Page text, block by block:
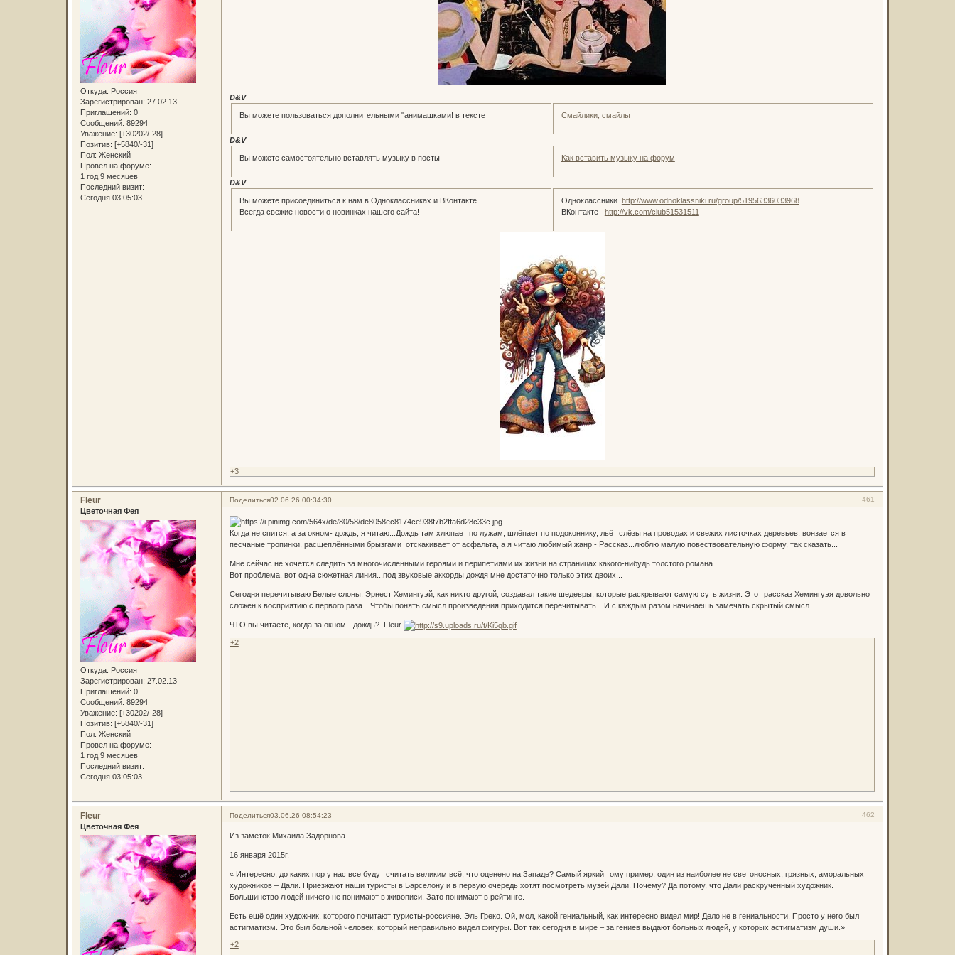
Откуда: Россия
Зарегистрирован: 27.02.13
Приглашений: 0
Сообщений: 89294
Уважение: [+30202/-28]
Позитив: [+5840/-31]
Пол: Женский
Провел на форуме:
1 год 9 месяцев
Последний визит:
Сегодня 03:05:03
D&V
Вы можете пользоваться дополнительными "анимашками! в тексте Смайлики, смайлы
D&V
Вы можете самостоятельно вставлять музыку в посты Как вставить музыку на форум
D&V
Вы можете присоединиться к нам в Одноклассниках и ВКонтакте
Всегда свежие новости о новинках нашего сайта!
Одноклассники http://www.odnoklassniki.ru/group/51956336033968
ВКонтакте http://vk.com/club51531511
+3
Поделиться 461
02.06.26 00:34:30
Fleur
Цветочная Фея
Откуда: Россия
Зарегистрирован: 27.02.13
Приглашений: 0
Сообщений: 89294
Уважение: [+30202/-28]
Позитив: [+5840/-31]
Пол: Женский
Провел на форуме:
1 год 9 месяцев
Последний визит:
Сегодня 03:05:03
Когда не спится, а за окном- дождь, я читаю...Дождь там хлюпает по лужам, шлёпает по подоконнику, льёт слёзы на проводах и свежих листочках деревьев, вонзается в
песчаные тропинки, расщеплёнными брызгами отскакивает от асфальта, а я читаю любимый жанр - Рассказ...люблю малую повествовательную форму, так сказать...
Мне сейчас не хочется следить за многочисленными героями и перипетиями их жизни на страницах какого-нибудь толстого романа...
Вот проблема, вот одна сюжетная линия...под звуковые аккорды дождя мне достаточно только этих двоих...
Сегодня перечитываю Белые слоны. Эрнест Хемингуэй, как никто другой, создавал такие шедевры, которые раскрывают самую суть жизни. Этот рассказ Хемингуэя довольно
сложен к восприятию с первого раза…Чтобы понять смысл произведения приходится перечитывать…И с каждым разом начинаешь замечать скрытый смысл.
ЧТО вы читаете, когда за окном - дождь? Fleur
+2
Поделиться 462
03.06.26 08:54:23
Fleur
Цветочная Фея
Из заметок Михаила Задорнова
16 января 2015г.
« Интересно, до каких пор у нас все будут считать великим всё, что оценено на Западе? Самый яркий тому пример: один из наиболее не светоносных, грязных, аморальных
художников – Дали. Приезжают наши туристы в Барселону и в первую очередь хотят посмотреть музей Дали. Почему? Да потому, что Дали раскрученный художник.
Большинство людей ничего не понимают в живописи. Зато понимают в рейтинге.
Есть ещё один художник, которого почитают туристы-россияне. Эль Греко. Ой, мол, какой гениальный, как интересно видел мир! Дело не в гениальности. Просто у него был
астигматизм. Это был больной человек, который неправильно видел фигуры. Вот так сегодня в мире – за гениев выдают больных людей, у которых астигматизм души.»
+2